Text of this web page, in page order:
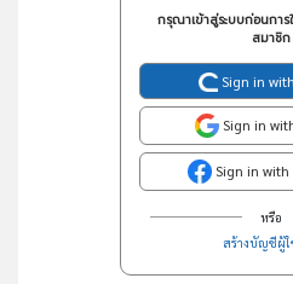
กรุณาเข้าสู่ระบบก่อนกา
สมาชิก
Sign in
Sign in
Sign in with
หรือ
สร้างบัญชีผู้ใ